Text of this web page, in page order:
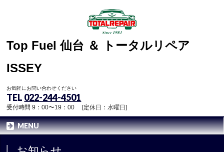
Top Fuel 仙台 ＆ トータルリペア
ISSEY
お気軽にお問い合わせください
TEL 022-244-4501
受付時間 9：00〜19：00 [定休日：水曜日]
MENU